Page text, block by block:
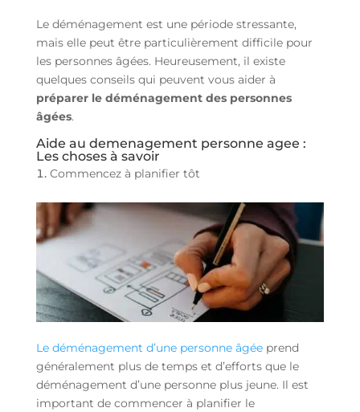
Le déménagement est une période stressante,
mais elle peut être particulièrement difficile pour
les personnes âgées. Heureusement, il existe
quelques conseils qui peuvent vous aider à
préparer le déménagement des personnes
âgées.
Aide au demenagement personne agee :
Les choses à savoir
Commencez à planifier tôt
Le déménagement d’une personne âgéeprend
généralement plus de temps et d’efforts que le
déménagement d’une personne plus jeune. Il est
important de commencer à planifier le